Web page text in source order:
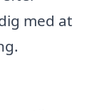
med at